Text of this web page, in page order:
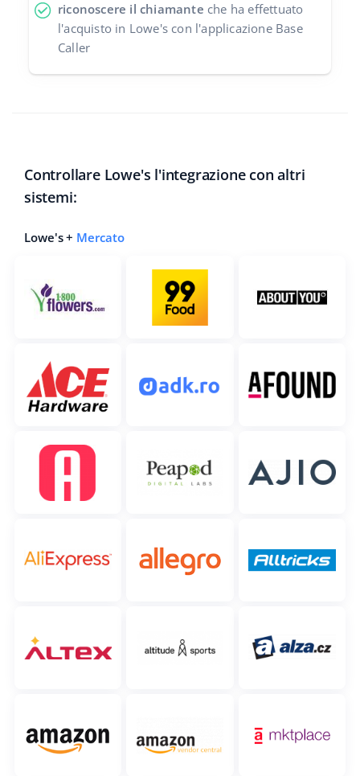
riconoscere il chiamante che ha effettuato
l'acquisto in Lowe's con l'applicazione Base
Caller
Controllare Lowe's l'integrazione con altri
sistemi:
Lowe's + Mercato